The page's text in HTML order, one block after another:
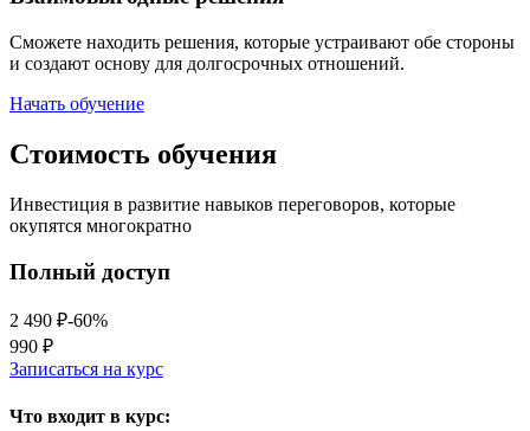
Сможете находить решения, которые устраивают обе стороны
и создают основу для долгосрочных отношений.
Начать обучение
Стоимость обучения
Инвестиция в развитие навыков переговоров, которые
окупятся многократно
Полный доступ
2 490 ₽-60%
990 ₽
Записаться на курс
Что входит в курс: